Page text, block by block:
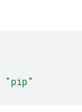
"pip"